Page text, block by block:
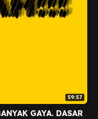
59:57
GAYA. DASAR